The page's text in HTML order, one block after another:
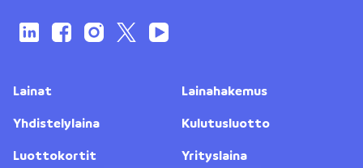
Lainat
Lainahakemus
Yhdistelylaina
Kulutusluotto
Luottokortit
Yrityslaina